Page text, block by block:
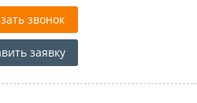
звонок
заявку